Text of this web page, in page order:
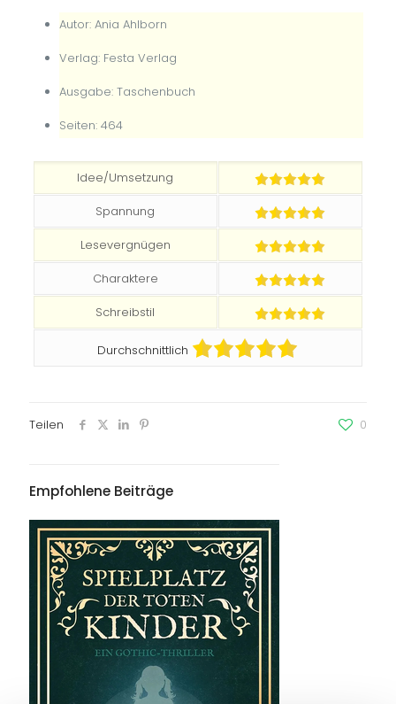
Autor: Ania Ahlborn
Verlag: Festa Verlag
Ausgabe: Taschenbuch
Seiten: 464
Idee/Umsetzung
Spannung
Lesevergnügen
Charaktere
Schreibstil
Durchschnittlich
Teilen 0
Empfohlene Beiträge